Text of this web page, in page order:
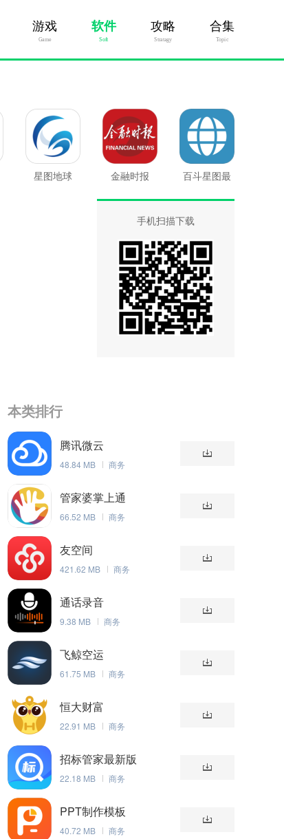
游戏
Game
软件
Soft
攻略
Stratagy
合集
Topic
星图地球 金融时报
百斗星图最
手机扫描下载
本类排行
腾讯微云
48.84 MB 商务
管家婆掌上通
66.52 MB 商务
友空间
421.62 MB 商务
通话录音
9.38 MB 商务
飞鲸空运
61.75 MB 商务
恒大财富
22.91 MB 商务
招标管家最新版
22.18 MB 商务
PPT制作模板
40.72 MB 商务